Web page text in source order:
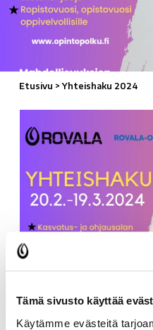
Tämä sivusto käyttää
Käytämme evästeitä
Etusivu >Yhteishaku 2024